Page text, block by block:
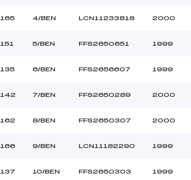
165 4/BEN LCN11233818 2000
151 5/BEN FFS2650651 1999
135 6/BEN FFS2656607 1999
142 7/BEN FFS2650289 2000
162 8/BEN FFS2650307 2000
166 9/BEN LCN11182290 1999
137 10/BEN FFS2650303 1999